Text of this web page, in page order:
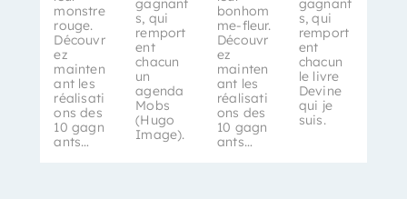
monstre
rouge.
Découvr
ez
mainten
ant les
réalisati
ons des
10 gagn
ants…
gagnant
s, qui
remport
ent
chacun
un
agenda
Mobs
(Hugo
Image).
bonhom
me-fleur.
Découvr
ez
mainten
ant les
réalisati
ons des
10 gagn
ants…
gagnant
s, qui
remport
ent
chacun
le livre
Devine
qui je
suis.